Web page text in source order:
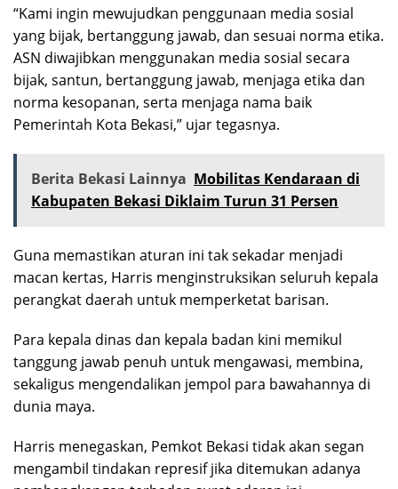
“Kami ingin mewujudkan penggunaan media sosial
yang bijak, bertanggung jawab, dan sesuai norma etika.
ASN diwajibkan menggunakan media sosial secara
bijak, santun, bertanggung jawab, menjaga etika dan
norma kesopanan, serta menjaga nama baik
Pemerintah Kota Bekasi,” ujar tegasnya.
Berita Bekasi Lainnya Mobilitas Kendaraan di
Kabupaten Bekasi Diklaim Turun 31 Persen
Guna memastikan aturan ini tak sekadar menjadi
macan kertas, Harris menginstruksikan seluruh kepala
perangkat daerah untuk memperketat barisan.
Para kepala dinas dan kepala badan kini memikul
tanggung jawab penuh untuk mengawasi, membina,
sekaligus mengendalikan jempol para bawahannya di
dunia maya.
Harris menegaskan, Pemkot Bekasi tidak akan segan
mengambil tindakan represif jika ditemukan adanya